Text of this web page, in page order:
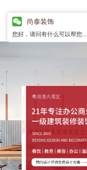
尚泰装饰
您好，请问有什么可以帮您...